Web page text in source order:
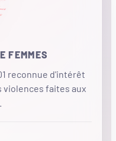
FEMMES
reconnue d'intérêt
violences faites aux